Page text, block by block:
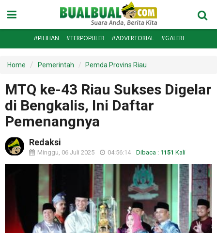
#PILIHAN #TERPOPULER #ADVERTORIAL #GALERI
Home Pemerintah Pemda Provins Riau
MTQ ke-43 Riau Sukses Digelar
di Bengkalis, Ini Daftar
Pemenangnya
Redaksi
Minggu, 06 Juli 2025 04:56:14 Dibaca : 1151 Kali